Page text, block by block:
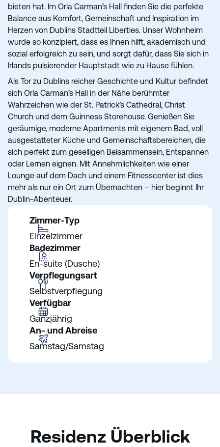
bieten hat. Im Orla Carman’s Hall finden Sie die perfekte
Balance aus Komfort, Gemeinschaft und Inspiration im
Herzen von Dublins Stadtteil Liberties. Unser Wohnheim
wurde so konzipiert, dass es Ihnen hilft, akademisch und
sozial erfolgreich zu sein, und sorgt dafür, dass Sie sich in
Irlands pulsierender Hauptstadt wie zu Hause fühlen.
Als Tor zu Dublins reicher Geschichte und Kultur befindet
sich Orla Carman’s Hall in der Nähe berühmter
Wahrzeichen wie der St. Patrick’s Cathedral, Christ
Church und dem Guinness Storehouse. Genießen Sie
geräumige, moderne Apartments mit eigenem Bad, voll
ausgestatteter Küche und Gemeinschaftsbereichen, die
sich perfekt zum geselligen Beisammensein, Entspannen
oder Lernen eignen. Mit Annehmlichkeiten wie einer
Lounge auf dem Dach und einem Fitnesscenter ist dies
mehr als nur ein Ort zum Übernachten – hier beginnt Ihr
Dublin-Abenteuer.
Zimmer-Typ
Einzelzimmer
Badezimmer
En-suite (Dusche)
Verpflegungsart
Selbstverpflegung
Verfügbar
Ganzjährig
An- und Abreise
Samstag/Samstag
Residenz Überblick